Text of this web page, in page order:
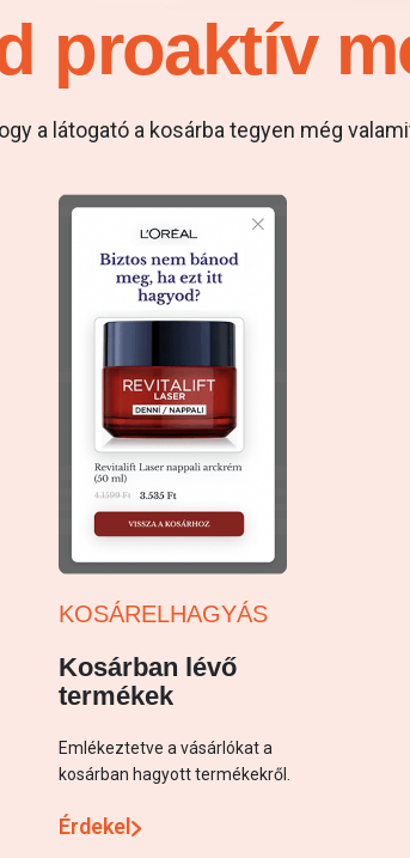
proaktív
a látogató a kosárba tegyen még
KOSÁRELHAGYÁS
Kosárban lévő
termékek
Emlékeztetve a vásárlókat a
kosárban hagyott termékekről.
Érdekel